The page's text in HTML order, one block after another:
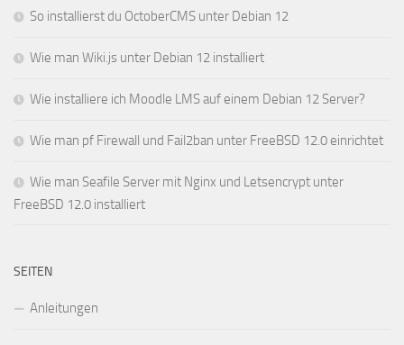
So installierst du OctoberCMS unter Debian 12
Wie man Wiki.js unter Debian 12 installiert
Wie installiere ich Moodle LMS auf einem Debian 12 Server?
Wie man pf Firewall und Fail2ban unter FreeBSD 12.0 einrichtet
Wie man Seafile Server mit Nginx und Letsencrypt unter
FreeBSD 12.0 installiert
SEITEN
Anleitungen